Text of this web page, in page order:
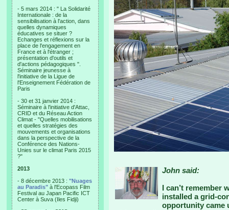
- 5 mars 2014 : " La Solidarité
Internationale : de la
sensibilisation à l'action, dans
quelles dynamiques
éducatives se situer ?
Echanges et réflexions sur la
place de l'engagement en
France et à l'étranger ;
présentation d'outils et
d'actions pédagogiques ".
Séminaire jeunesse à
l'initiative de la Ligue de
l'Enseignement Fédération de
Paris
- 30 et 31 janvier 2014 :
Séminaire à l'initiative d'Attac,
CRID et du Réseau Action
Climat - "Quelles mobilisations
et quelles stratégies des
mouvements et organisations
dans la perspective de la
Conférence des Nations-
Unies sur le climat Paris 2015
?"
2013
- 8 décembre 2013 : "Nuages
au Paradis" à l'Ecopass Film
Festival au Japan Pacific ICT
Center à Suva (Iles Fidji)
John said:
I can’t remember
installed a grid-
opportunity came